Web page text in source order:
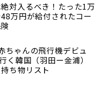
対入るべき！たった1万
万円が給付されたコー
ちゃんの飛行機デビュ
く韓国（羽田ー金浦）
ち物リスト